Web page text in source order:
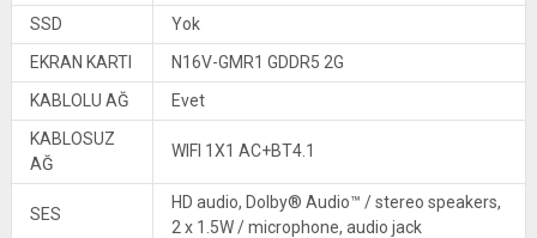
SSD
Yok
EKRAN KARTI
N16V-GMR1 GDDR5 2G
KABLOLU AĞ
Evet
KABLOSUZ
AĞ
WIFI 1X1 AC+BT4.1
SES
HD audio, Dolby® Audio™ / stereo speakers,
2 x 1.5W / microphone, audio jack